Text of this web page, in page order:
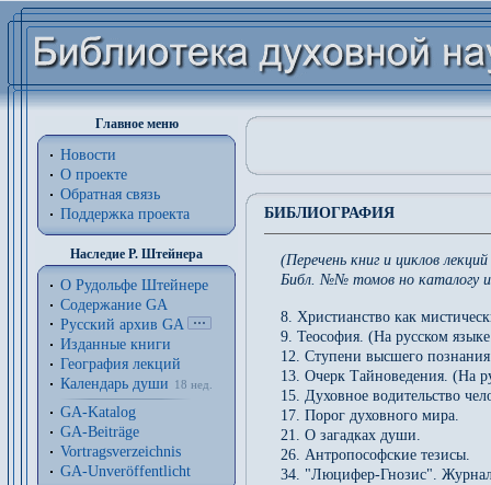
Главное меню
Новости
О проекте
Обратная связь
Поддержка проекта
Наследие Р. Штейнера
О Рудольфе Штейнере
Содержание GA
Русский архив GA
Изданные книги
География лекций
Календарь души
18 нед.
GA-Katalog
GA-Beiträge
Vortragsverzeichnis
GA-Unveröffentlicht
БИБЛИОГРАФИЯ
(Перечень книг и циклов
Библ. №№ томов но каталогу
8. Христианство как
9. Теософия. (На русском
12. Ступени высшего
13. Очерк Тайноведения. (На
15. Духовное водительство
17. Порог духовного мира.
21. О загадках души.
26. Антропософские тезисы.
34. "Люцифер-Гнозис".